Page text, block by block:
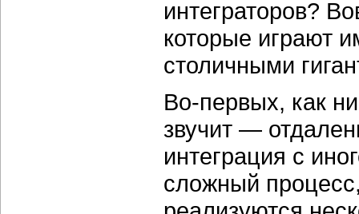
интеграторов?
которые играют
столичными
Во-первых, как
звучит —
интеграция с
сложный